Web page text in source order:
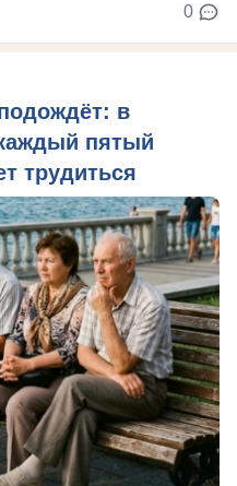
0
в
пятый
трудиться